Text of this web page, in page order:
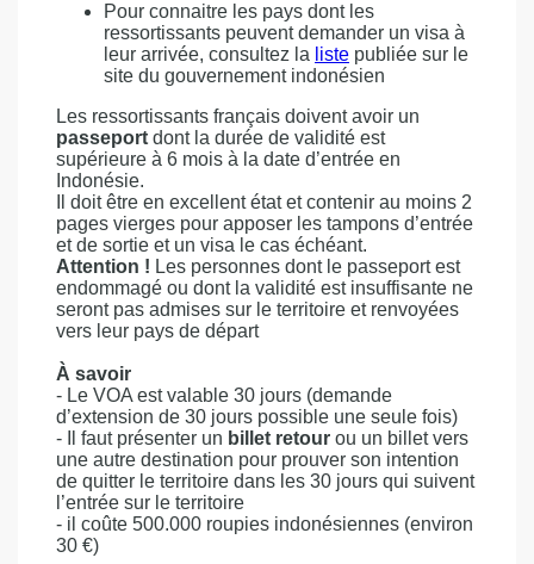
Pour connaitre les pays dont les
ressortissants peuvent demander un visa à
leur arrivée, consultez la liste publiée sur le
site du gouvernement indonésien
Les ressortissants français doivent avoir un
passeport dont la durée de validité est
supérieure à 6 mois à la date d’entrée en
Indonésie.
Il doit être en excellent état et contenir au moins 2
pages vierges pour apposer les tampons d’entrée
et de sortie et un visa le cas échéant.
Attention ! Les personnes dont le passeport est
endommagé ou dont la validité est insuffisante ne
seront pas admises sur le territoire et renvoyées
vers leur pays de départ
À savoir
- Le VOA est valable 30 jours (demande
d’extension de 30 jours possible une seule fois)
- Il faut présenter un billet retour ou un billet vers
une autre destination pour prouver son intention
de quitter le territoire dans les 30 jours qui suivent
l’entrée sur le territoire
- il coûte 500.000 roupies indonésiennes (environ
30 €)